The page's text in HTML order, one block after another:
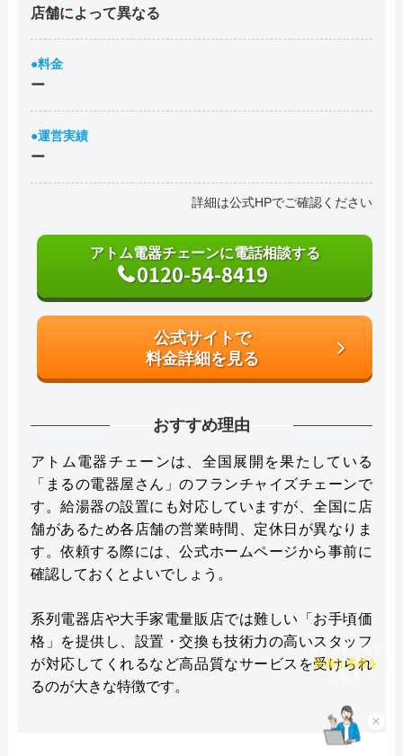
店舗によって異なる
●料金
ー
●運営実績
ー
詳細は公式HPでご確認ください
アトム電器チェーンに電話相談する
0120-54-8419
公式サイトで
料金詳細を見る
おすすめ理由
アトム電器チェーンは、全国展開を果たしている
「まるの電器屋さん」のフランチャイズチェーンで
す。給湯器の設置にも対応していますが、全国に店
舗があるため各店舗の営業時間、定休日が異なりま
す。依頼する際には、公式ホームページから事前に
確認しておくとよいでしょう。
系列電器店や大手家電量販店では難しい「お手頃価
格」を提供し、設置・交換も技術力の高いスタッフ
が対応してくれるなど高品質なサービスを受けられ
るのが大きな特徴です。
×
チャット診断で
最適な業者を
ご提案